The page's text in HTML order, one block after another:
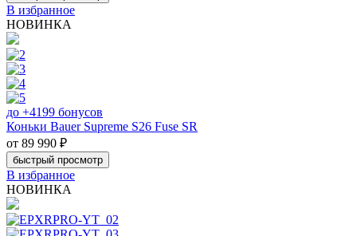
В избранное
НОВИНКА
до +4199 бонусов
Коньки Bauer Supreme S26 Fuse SR
от 89 990 ₽
быстрый просмотр
В избранное
НОВИНКА